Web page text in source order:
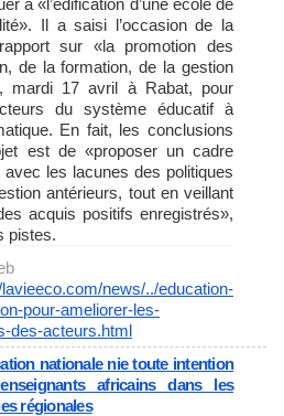
à «l’édification d’une école de
Il a saisi l’occasion de la
sur «la promotion des
de la formation, de la gestion
mardi 17 avril à Rabat, pour
du système éducatif à
En fait, les conclusions
est de «proposer un cadre
les lacunes des politiques
antérieurs, tout en veillant
acquis positifs enregistrés»,
pistes.
lavieeco.com/news/../education-
pour-ameliorer-les-
des-acteurs.html
nationale nie toute intention
africains dans les
régionales